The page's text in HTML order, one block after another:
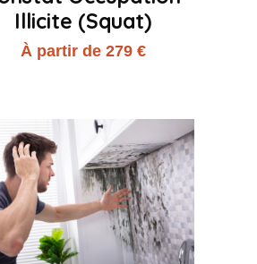
Illicite (Squat)
À partir de 279 €